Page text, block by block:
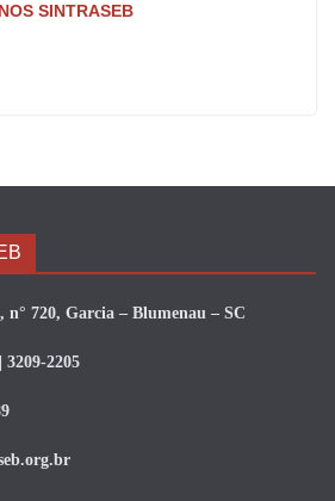
SINTRASEB
n° 720, Garcia – Blumenau – SC
3209-2205